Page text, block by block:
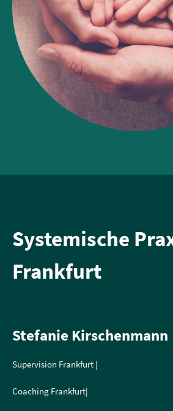
Systemische
Frankfurt
Stefanie Kirschenmann
Supervision Frankfurt |
Coaching Frankfurt|